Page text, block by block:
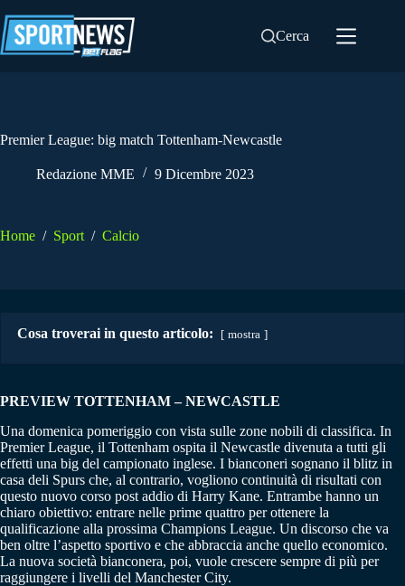
al
contenuto
Cerca
Premier League: big match Tottenham-Newcastle
Redazione MME 9 Dicembre 2023
Home / Sport / Calcio
Cosa troverai in questo articolo: mostra
PREVIEW TOTTENHAM – NEWCASTLE
Una domenica pomeriggio con vista sulle zone nobili di classifica. In
Premier League, il Tottenham ospita il Newcastle divenuta a tutti gli
effetti una big del campionato inglese. I bianconeri sognano il blitz in
casa deli Spurs che, al contrario, vogliono continuità di risultati con
questo nuovo corso post addio di Harry Kane. Entrambe hanno un
chiaro obiettivo: entrare nelle prime quattro per ottenere la
qualificazione alla prossima Champions League. Un discorso che va
ben oltre l’aspetto sportivo e che abbraccia anche quello economico.
La nuova società bianconera, poi, vuole crescere sempre di più per
raggiungere i livelli del Manchester City.